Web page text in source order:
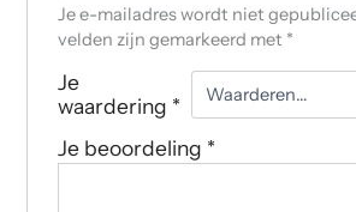
Je e-mailadres wordt niet
velden zijn gemarkeerd met *
Je
waardering *
Je beoordeling *